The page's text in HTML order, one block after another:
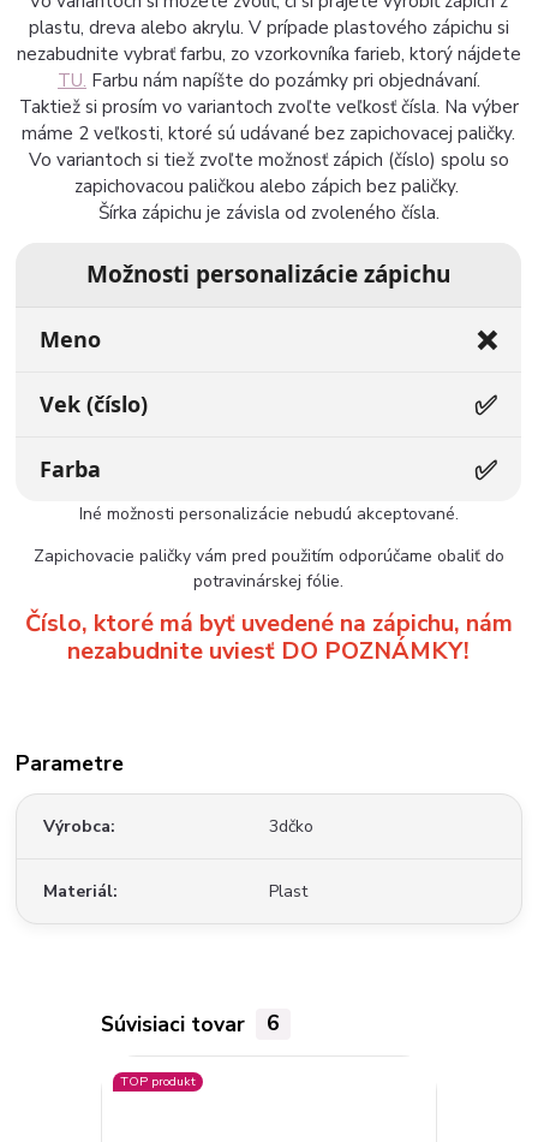
plastu, dreva alebo akrylu. V prípade plastového zápichu si
nezabudnite vybrať farbu, zo vzorkovníka farieb, ktorý nájdete
TU. Farbu nám napíšte do pozámky pri objednávaní.
Taktiež si prosím vo variantoch zvoľte veľkosť čísla. Na výber
máme 2 veľkosti, ktoré sú udávané bez zapichovacej paličky.
Vo variantoch si tiež zvoľte možnosť zápich (číslo) spolu so
zapichovacou paličkou alebo zápich bez paličky.
Šírka zápichu je závisla od zvoleného čísla.
Možnosti personalizácie zápichu
Meno ❌
Vek (číslo) ✅
Farba ✅
Iné možnosti personalizácie nebudú akceptované.
Zapichovacie paličky vám pred použitím odporúčame obaliť do
potravinárskej fólie.
Číslo, ktoré má byť uvedené na zápichu, nám
nezabudnite uviesť DO POZNÁMKY!
Parametre
Výrobca 3dčko
Materiál Plast
Súvisiaci tovar 6
TOP produkt